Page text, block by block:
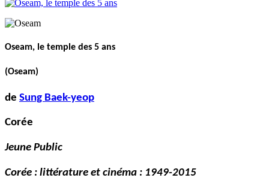
Oseam, le temple des 5 ans
(Oseam)
de Sung Baek-yeop
Corée
Jeune Public
Corée : littérature et cinéma : 1949-2015